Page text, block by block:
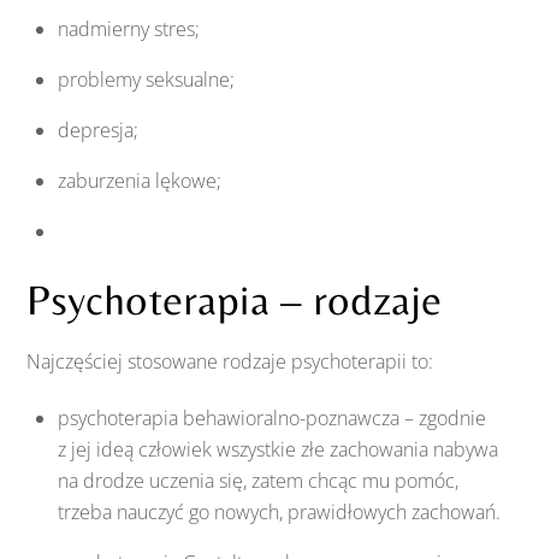
nadmierny stres;
problemy seksualne;
depresja;
zaburzenia lękowe;
Psychoterapia – rodzaje
Najczęściej stosowane rodzaje psychoterapii to:
psychoterapia behawioralno-poznawcza – zgodnie
z jej ideą człowiek wszystkie złe zachowania nabywa
na drodze uczenia się, zatem chcąc mu pomóc,
trzeba nauczyć go nowych, prawidłowych zachowań.